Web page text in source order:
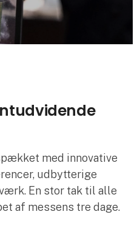
med innovative
udbytterige
En stor tak til alle
af messens tre dage.